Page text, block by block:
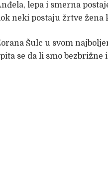
lepa i smerna
neki postaju žrtve žena
Šulc u svom
se da li smo bezbrižne